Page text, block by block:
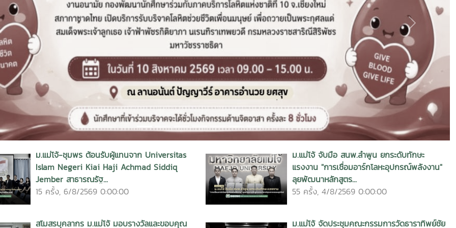
การเรียนรู้เพิ่มเติมจากการปฎิบัติ
จริง
Next
ม.แม่โจ้-ชุมพร ต้อนรับผู้แทนจาก Universitas
Islam Negeri Kiai Haji Achmad Siddiq
Jember สาธารณรัฐ...
15 ครั้ง, 6/8/2569 0:00:00
ม.แม่โจ้ จับมือ สนพ.ลำพูน ยกระดับทักษะ
แรงงาน "การเชื่อมอาร์กโลหะอุปกรณ์พลังงาน"
ลุยพัฒนาหลักสูตร...
55 ครั้ง, 4/8/2569 0:00:00
สโมสรบุคลากร ม.แม่โจ้ มอบรางวัลและขอบคุณ ม.แม่โจ้ จัดประชุมคณะกรรมการวัดธาราทิพย์ชัย